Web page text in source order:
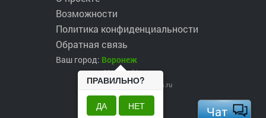
Возможности
Политика конфиденциальности
Обратная связь
Ваш город: Воронеж
ПРАВИЛЬНО?
ДА НЕТ
2017 ©robinzons.ru
robinzons@robinzons.ru
Чат